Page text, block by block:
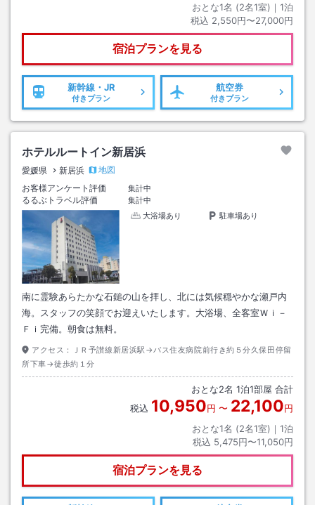
おとな1名 (2名1室)｜ 1泊
税込 2,550円〜27,000円
宿泊プランを見る
新幹線・JR
付きプラン
航空券
付きプラン
ホテルルートイン新居浜
愛媛県 新居浜
地図
お客様アンケート評価
集計中
るるぶトラベル評価
集計中
大浴場あり
駐車場あり
南に霊験あらたかな石鎚の山を拝し、北には気候穏やかな瀬戸内
海。スタッフの笑顔でお迎えいたします。大浴場、全客室Ｗｉ－
Ｆｉ完備。朝食は無料。
アクセス：
ＪＲ予讃線新居浜駅→バス住友病院前行き約５分久保田停留
所下車→徒歩約１分
おとな2名 1泊1部屋 合計
税込 10,950円 〜 22,100円
おとな1名 (2名1室)｜ 1泊
税込 5,475円〜11,050円
宿泊プランを見る